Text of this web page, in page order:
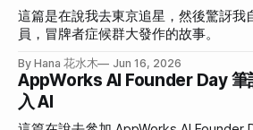
這篇是在說我去東京追星，然後驚訝我
員，冒牌者症候群大發作的故事。
By Hana 花水木 Jun 16, 2026
AppWorks AI Founder Day 筆
入 AI